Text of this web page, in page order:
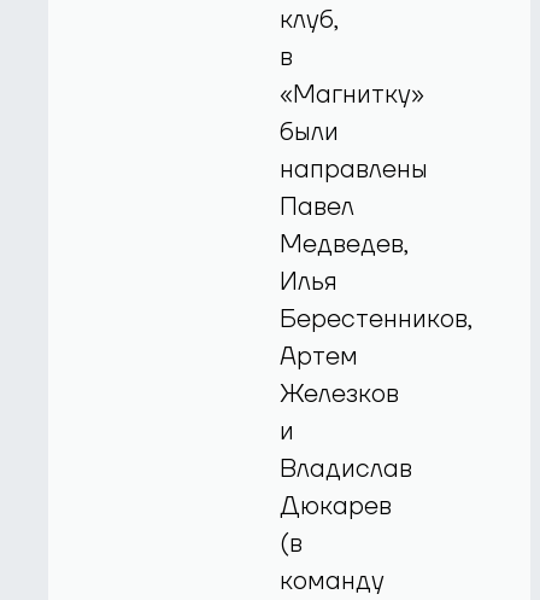
клуб,
в
«Магнитку»
были
направлены
Павел
Медведев,
Илья
Берестенников,
Артем
Железков
и
Владислав
Дюкарев
(в
команду